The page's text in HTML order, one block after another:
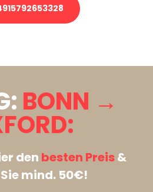
BONN →
den besten Preis&
mind. 50€!